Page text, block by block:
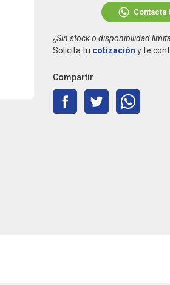
Contacta
¿Sin stock o disponibilidad
Solicita tu cotización y te
Compartir